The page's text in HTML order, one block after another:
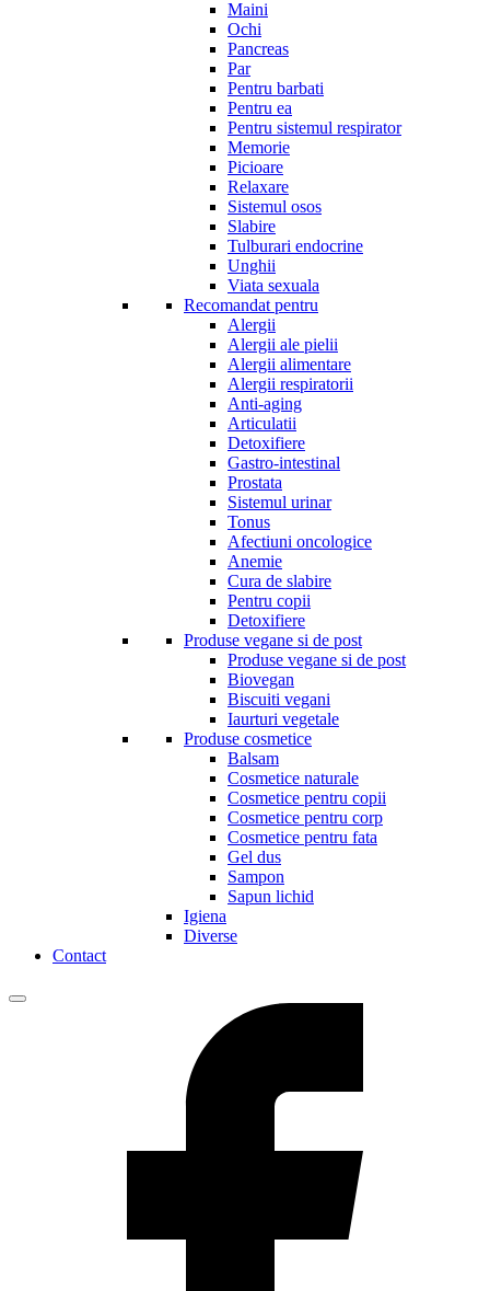
Maini
Ochi
Pancreas
Par
Pentru barbati
Pentru ea
Pentru sistemul respirator
Memorie
Picioare
Relaxare
Sistemul osos
Slabire
Tulburari endocrine
Unghii
Viata sexuala
Recomandat pentru
Alergii
Alergii ale pielii
Alergii alimentare
Alergii respiratorii
Anti-aging
Articulatii
Detoxifiere
Gastro-intestinal
Prostata
Sistemul urinar
Tonus
Afectiuni oncologice
Anemie
Cura de slabire
Pentru copii
Detoxifiere
Produse vegane si de post
Produse vegane si de post
Biovegan
Biscuiti vegani
Iaurturi vegetale
Produse cosmetice
Balsam
Cosmetice naturale
Cosmetice pentru copii
Cosmetice pentru corp
Cosmetice pentru fata
Gel dus
Sampon
Sapun lichid
Igiena
Diverse
Contact